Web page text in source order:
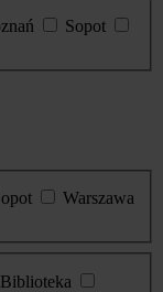
Sopot
Warszawa
Biblioteka